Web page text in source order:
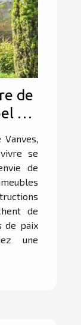
de
au
se
de
de
de paix
une